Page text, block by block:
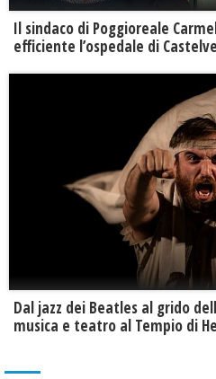
Il sindaco di Poggioreale
efficiente l’ospedale di
Dal jazz dei Beatles al grido
musica e teatro al Tempio di